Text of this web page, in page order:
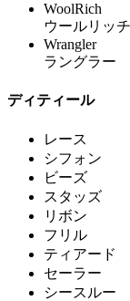
WoolRich
ウールリッチ
Wrangler
ラングラー
ディティール
レース
シフォン
ビーズ
スタッズ
リボン
フリル
ティアード
セーラー
シースルー